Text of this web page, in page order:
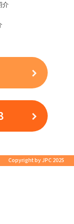
介
Copyright by JPC 2025